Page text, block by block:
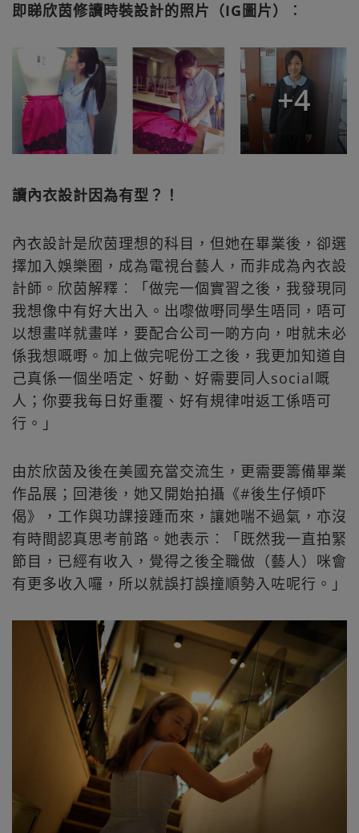
即睇欣茵修讀時裝設計的照片（IG圖片）︰
+4
讀內衣設計因為有型？！
內衣設計是欣茵理想的科目，但她在畢業後，卻選
擇加入娛樂圈，成為電視台藝人，而非成為內衣設
計師。欣茵解釋︰「做完一個實習之後，我發現同
我想像中有好大出入。出嚟做嘢同學生唔同，唔可
以想畫咩就畫咩，要配合公司一啲方向，咁就未必
係我想嘅嘢。加上做完呢份工之後，我更加知道自
己真係一個坐唔定、好動、好需要同人social嘅
人；你要我每日好重覆、好有規律咁返工係唔可
行。」
由於欣茵及後在美國充當交流生，更需要籌備畢業
作品展；回港後，她又開始拍攝《#後生仔傾吓
偈》，工作與功課接踵而來，讓她喘不過氣，亦沒
有時間認真思考前路。她表示︰「既然我一直拍緊
節目，已經有收入，覺得之後全職做（藝人）咪會
有更多收入囉，所以就誤打誤撞順勢入咗呢行。」